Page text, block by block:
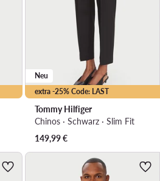
extra -25% Code: LAST
Neu
Tommy Hilfiger
Chinos · Schwarz · Slim Fit
149,99€